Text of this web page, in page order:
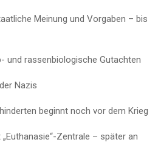
Meinung und Vorgaben – bis
und rassenbiologische Gutachten
Nazis
beginnt noch vor dem Krieg
Zentrale – später an